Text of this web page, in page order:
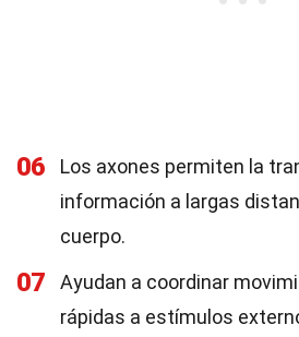
06
Los axones permiten la
información a largas
cuerpo.
07
Ayudan a coordinar
rápidas a estímulos